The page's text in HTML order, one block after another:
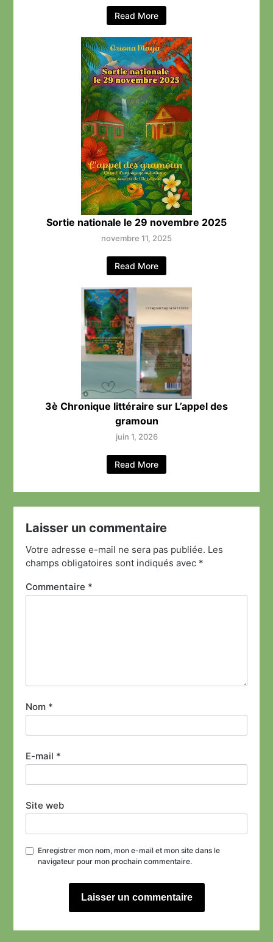
Read More
Sortie nationale le 29 novembre 2025
novembre 11, 2025
Read More
3è Chronique littéraire sur L’appel des
gramoun
juin 1, 2026
Read More
Laisser un commentaire
Votre adresse e-mail ne sera pas publiée. Les
champs obligatoires sont indiqués avec *
Commentaire *
Nom *
E-mail *
Site web
Enregistrer mon nom, mon e-mail et mon site dans le
navigateur pour mon prochain commentaire.